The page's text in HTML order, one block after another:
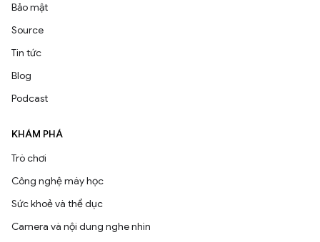
Bảo mật
Source
Tin tức
Blog
Podcast
KHÁM PHÁ
Trò chơi
Công nghệ máy học
Sức khoẻ và thể dục
Camera và nội dung nghe nhìn